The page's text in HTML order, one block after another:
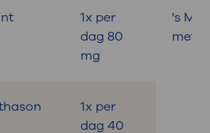
1x per
dag 80
mg
's
met
1x per
dag 40